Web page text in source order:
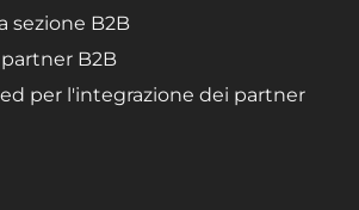
sezione B2B
B2B
per l'integrazione dei partner